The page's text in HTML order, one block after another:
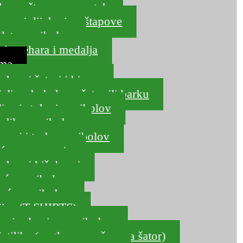
za štapove – match
dijelovi za štapove
za ribolov
pehara i medalja
šatori i bivvy
kuhala za šator ili barku
i stolovi za ribolov
za ribolov
i torbe za ribolov
za spavanje
kišobrani
za ribolov
za ribolov
(T-SHIRTS)
i rukavice za ribolov
(naglavne, ručne, za šator)